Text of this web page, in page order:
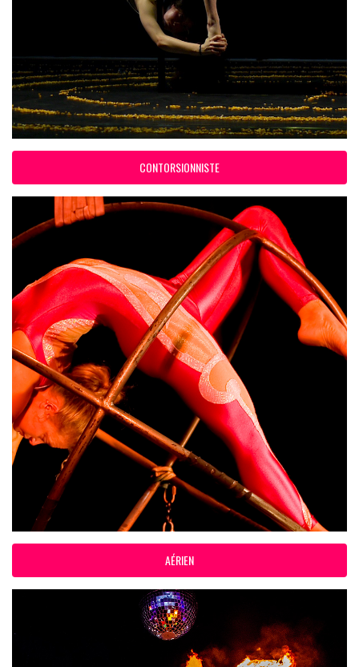
CONTORSIONNISTE
AÉRIEN